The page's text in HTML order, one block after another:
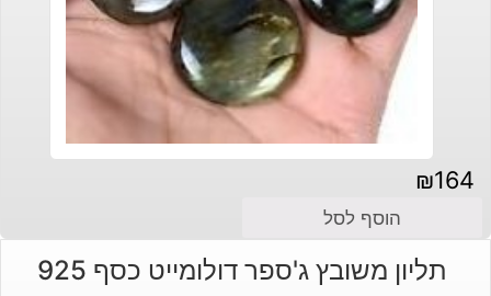
₪164
הוסף לסל
תליון משובץ ג'ספר דולומייט כסף 925